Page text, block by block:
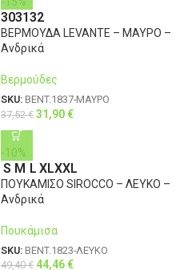
303132
ΒΕΡΜΟΥΔΑ LEVANTE – ΜΑΥΡΟ –
Ανδρικά
Βερμούδες
SKU: BENT.1837-ΜΑΥΡΟ
37,52€ 31,90€
-10%
S M L XLXXL
ΠΟΥΚΑΜΙΣΟ SIROCCO – ΛΕΥΚΟ –
Ανδρικά
Πουκάμισα
SKU: BENT.1823-ΛΕΥΚΟ
49,40€ 44,46€